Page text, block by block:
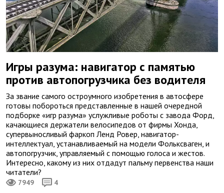
Игры разума: навигатор с памятью
против автопогрузчика без водителя
За звание самого остроумного изобретения в автосфере
готовы побороться представленные в нашей очередной
подборке «игр разума» услужливые роботы с завода Форд,
качающиеся держатели велосипедов от фирмы Хонда,
супервыносливый фаркоп Ленд Ровер, навигатор-
интеллектуал, устанавливаемый на модели Фольксваген, и
автопогрузчик, управляемый с помощью голоса и жестов.
Интересно, какому из них отдадут пальму первенства наши
читатели?
7949 4